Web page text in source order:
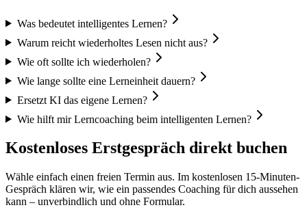
Was bedeutet intelligentes Lernen?
Warum reicht wiederholtes Lesen nicht aus?
Wie oft sollte ich wiederholen?
Wie lange sollte eine Lerneinheit dauern?
Ersetzt KI das eigene Lernen?
Wie hilft mir Lerncoaching beim intelligenten Lernen?
Kostenloses Erstgespräch direkt buchen
Wähle einfach einen freien Termin aus. Im kostenlosen 15-Minuten-
Gespräch klären wir, wie ein passendes Coaching für dich aussehen
kann – unverbindlich und ohne Formular.